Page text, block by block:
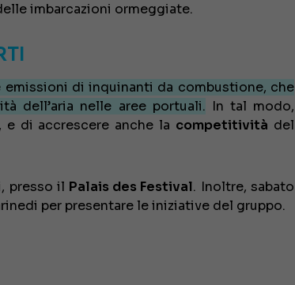
imbarcazioni ormeggiate.
di inquinanti da combustione, che
dell’aria nelle aree portuali. In tal modo,
, e di accrescere anche la competitività del
presso il Palais des Festival. Inoltre, sabato
per presentare le iniziative del gruppo.